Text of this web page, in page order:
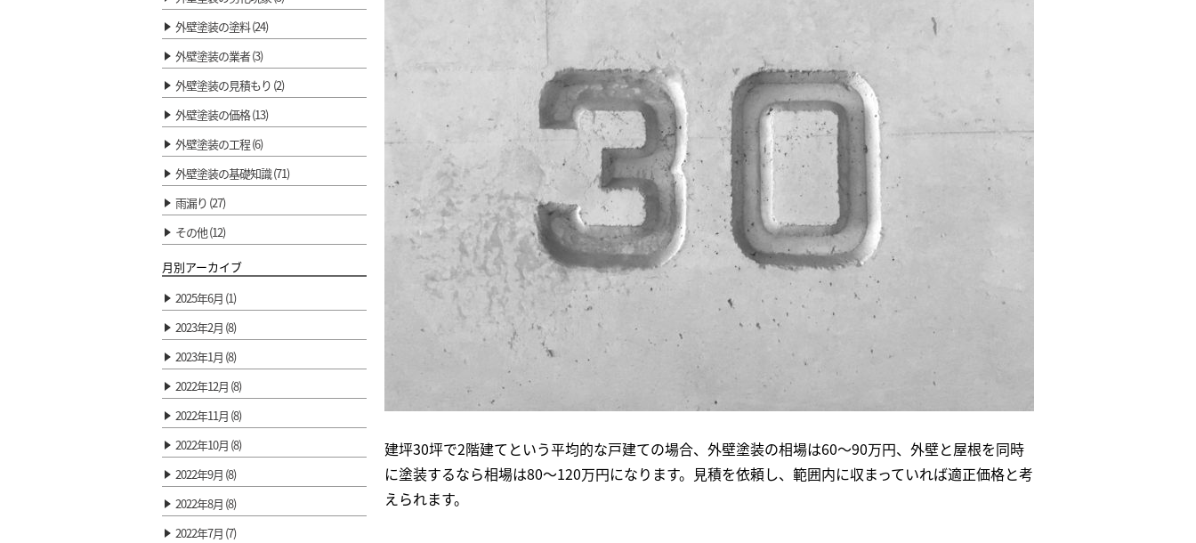
建坪30坪で2階建てという平均的な戸建ての場合、外壁塗装の相場は60〜90万円、外壁と屋根を同時
に塗装するなら相場は80〜120万円になります。見積を依頼し、範囲内に収まっていれば適正価格と考
えられます。
外壁塗装の塗料 (24)
外壁塗装の業者 (3)
外壁塗装の見積もり (2)
外壁塗装の価格 (13)
外壁塗装の工程 (6)
外壁塗装の基礎知識 (71)
雨漏り (27)
その他 (12)
月別アーカイブ
2025年6月 (1)
2023年2月 (8)
2023年1月 (8)
2022年12月 (8)
2022年11月 (8)
2022年10月 (8)
2022年9月 (8)
2022年8月 (8)
2022年7月 (7)